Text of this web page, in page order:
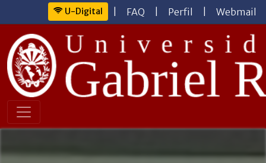
U-Digital FAQ Perfil Webmail